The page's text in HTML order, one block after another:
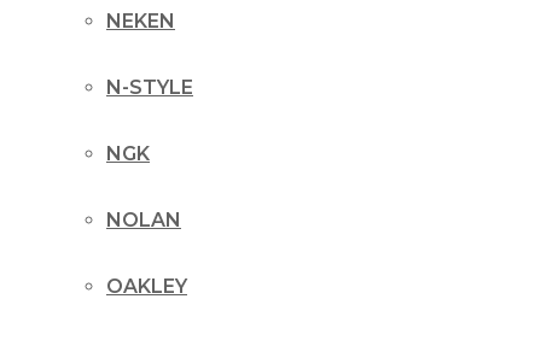
NEKEN
N-STYLE
NGK
NOLAN
OAKLEY